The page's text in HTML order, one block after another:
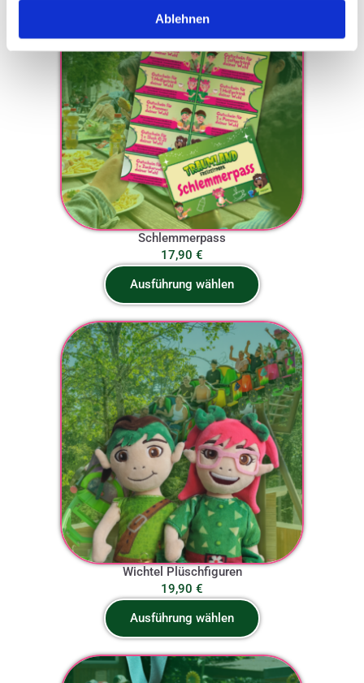
Ablehnen
Schlemmerpass
17,90 €
Ausführung wählen
Wichtel Plüschfiguren
19,90 €
Ausführung wählen